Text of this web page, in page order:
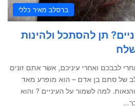
ברסלב מאיר כללי
תן להסתכל ולהינות
לבבכם ואחרי עיניכם, אשר אתם זונים
של סתם בן אדם – הוא מופרע מאד
למה לשמור על העיניים ? והוא